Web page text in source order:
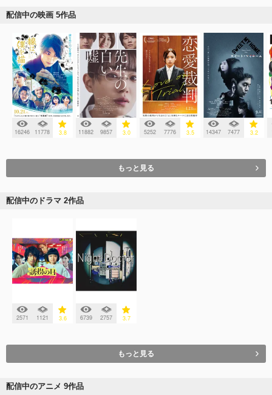
配信中の映画 5作品
16246 11778 3.8 11882 9857 3.0 5252 7776 3.5 14347 7477 3.2
もっと見る
配信中のドラマ 2作品
2571 1121 3.6 6739 2757 3.7
もっと見る
配信中のアニメ 9作品